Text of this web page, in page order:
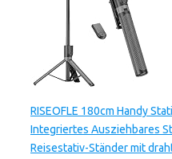
RISEOFLE 180cm Handy
Integriertes Ausziehbares
Reisestativ-Ständer mit